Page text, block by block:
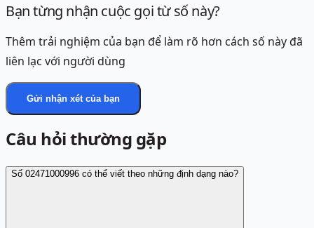
Bạn từng nhận cuộc gọi từ số này?
Thêm trải nghiệm của bạn để làm rõ hơn cách số này đã
liên lạc với người dùng
Gửi nhận xét của bạn
Câu hỏi thường gặp
Số 02471000996 có thể viết theo những định dạng nào?